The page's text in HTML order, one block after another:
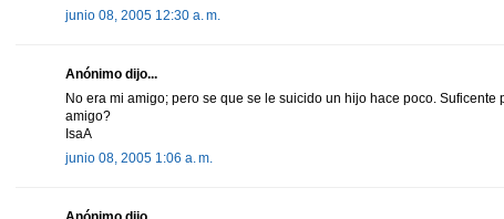
junio 08, 2005 12:30 a. m.
Anónimo dijo...
No era mi amigo; pero se que se le suicido un hijo hace poco. Suficente
amigo?
IsaA
junio 08, 2005 1:06 a. m.